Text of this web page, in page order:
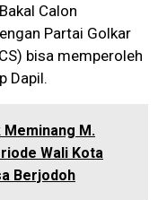
Calon
Partai Golkar
bisa memperoleh
Dapil.
M.
Wali Kota
Berjodoh